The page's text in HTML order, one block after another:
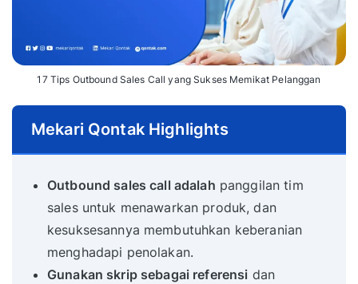
17 Tips Outbound Sales Call yang Sukses Memikat Pelanggan
Mekari Qontak Highlights
Outbound sales call adalah panggilan tim
sales untuk menawarkan produk, dan
kesuksesannya membutuhkan keberanian
menghadapi penolakan.
Gunakan skrip sebagai referensi dan